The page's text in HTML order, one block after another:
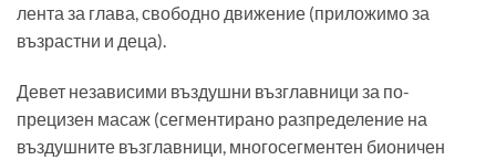
лента за глава, свободно движение (приложимо за
възрастни и деца).
Девет независими въздушни възглавници за по-
прецизен масаж (сегментирано разпределение на
въздушните възглавници, многосегментен бионичен